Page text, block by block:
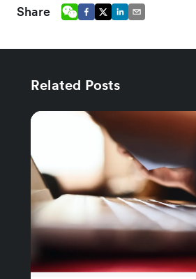
Share
Related Posts